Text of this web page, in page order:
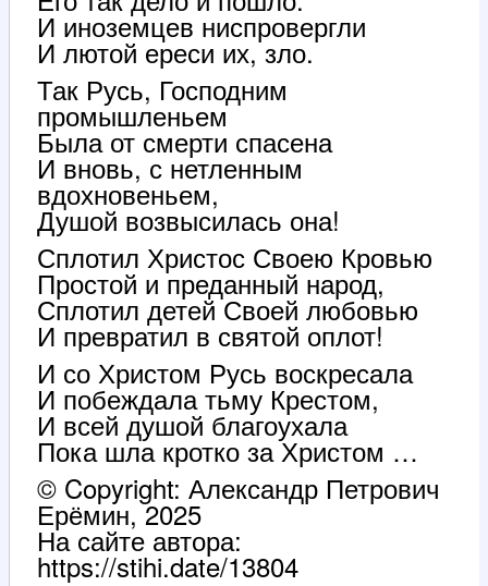
И иноземцев ниспровергли
И лютой ереси их, зло.
Так Русь, Господним
промышленьем
Была от смерти спасена
И вновь, с нетленным
вдохновеньем,
Душой возвысилась она!
Сплотил Христос Своею Кровью
Простой и преданный народ,
Сплотил детей Своей любовью
И превратил в святой оплот!
И со Христом Русь воскресала
И побеждала тьму Крестом,
И всей душой благоухала
Пока шла кротко за Христом …
© Copyright: Александр Петрович
Ерёмин, 2025
На сайте автора:
https://stihi.date/13804